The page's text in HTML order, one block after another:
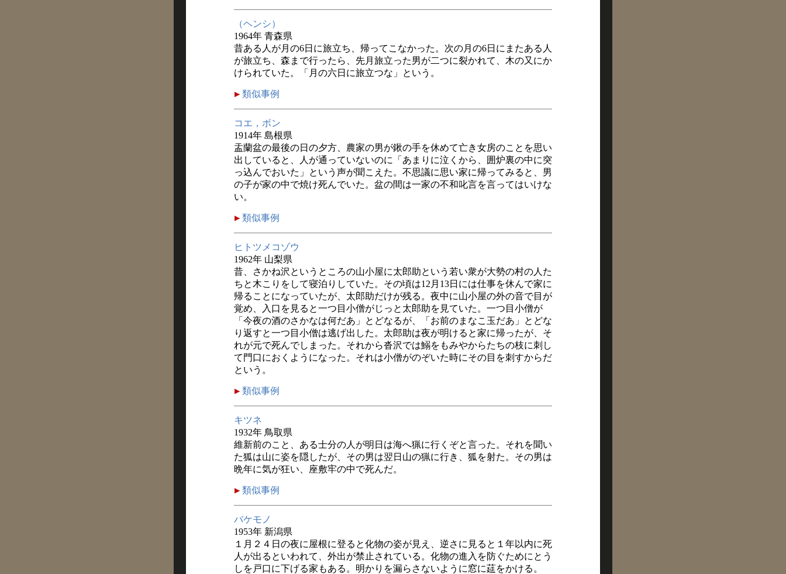
（ヘンシ）
1964年 青森県
昔ある人が月の6日に旅立ち、帰ってこなかった。次の月の6日にまたある人
が旅立ち、森まで行ったら、先月旅立った男が二つに裂かれて、木の又にか
けられていた。「月の六日に旅立つな」という。
類似事例
コエ，ボン
1914年 島根県
盂蘭盆の最後の日の夕方、農家の男が鍬の手を休めて亡き女房のことを思い
出していると、人が通っていないのに「あまりに泣くから、囲炉裏の中に突
っ込んでおいた」という声が聞こえた。不思議に思い家に帰ってみると、男
の子が家の中で焼け死んでいた。盆の間は一家の不和叱言を言ってはいけな
い。
類似事例
ヒトツメコゾウ
1962年 山梨県
昔、さかね沢というところの山小屋に太郎助という若い衆が大勢の村の人た
ちと木こりをして寝泊りしていた。その頃は12月13日には仕事を休んで家に
帰ることになっていたが、太郎助だけが残る。夜中に山小屋の外の音で目が
覚め、入口を見ると一つ目小僧がじっと太郎助を見ていた。一つ目小僧が
「今夜の酒のさかなは何だあ」とどなるが、「お前のまなこ玉だあ」とどな
り返すと一つ目小僧は逃げ出した。太郎助は夜が明けると家に帰ったが、そ
れが元で死んでしまった。それから沓沢では鰯をもみやからたちの枝に刺し
て門口におくようになった。それは小僧がのぞいた時にその目を刺すからだ
という。
類似事例
キツネ
1932年 鳥取県
維新前のこと、ある士分の人が明日は海へ猟に行くぞと言った。それを聞い
た狐は山に姿を隠したが、その男は翌日山の猟に行き、狐を射た。その男は
晩年に気が狂い、座敷牢の中で死んだ。
類似事例
バケモノ
1953年 新潟県
１月２４日の夜に屋根に登ると化物の姿が見え、逆さに見ると１年以内に死
人が出るといわれて、外出が禁止されている。化物の進入を防ぐためにとう
しを戸口に下げる家もある。明かりを漏らさないように窓に莚をかける。